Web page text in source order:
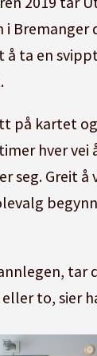
i Bremanger
å ta en
på kartet
hver vei
seg. Greit
tar
to, sier